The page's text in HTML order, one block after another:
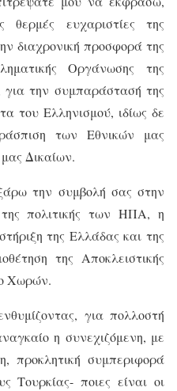
ευχαριστίες της
διαχρονική προσφορά της
Οργάνωσης της
την συμπαράστασή της
του Ελληνισμού, ιδίως δε
των Εθνικών μας
Δικαίων.
την συμβολή σας στην
πολιτικής των ΗΠΑ, η
της Ελλάδας και της
της Αποκλειστικής
Χωρών.
για πολλοστή
η συνεχιζόμενη, με
προκλητική συμπεριφορά
Τουρκίας- ποιες είναι οι